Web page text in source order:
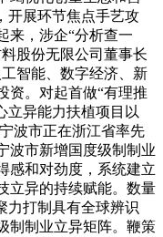
开展环节焦点手艺攻
来，涉企“分析查一
股份无限公司董事长
智能、数字经济、新
资。对起首做“有理推
立异能力扶植项目以
波市正在浙江省率先
波市新增国度级制制业
感和对劲度，系统建立
立异的持续赋能。数量
力打制具有全球辨识
制制业立异矩阵。鞭策